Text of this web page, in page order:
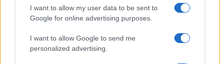
I want to allow my user data to be sent to
Google for online advertising purposes.
I want to allow Google to send me
personalized advertising.
Ricevi le nostre ultime news
daGoogle News